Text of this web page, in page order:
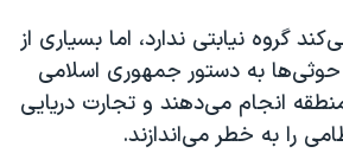
گروه نیابتی ندارد، اما بسیاری از
حوثی‌ها به دستور جمهوری اسلامی
انجام می‌دهند و تجارت دریایی
را به خطر می‌‌اندازند.